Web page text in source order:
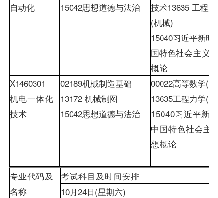
自动化
15042思想道德与法治
技术13635 工程
(机械)
15040习近平新时
国特色社会主义
概论
X1460301
机电一体化
技术
02189机械制造基础
13172 机械制图
15042思想道德与法治
00022高等数学(
13635工程力学(
15040习近平新
中国特色社会主
想概论
专业代码及
名称
考试科目及时间安排
10月24日(星期六)